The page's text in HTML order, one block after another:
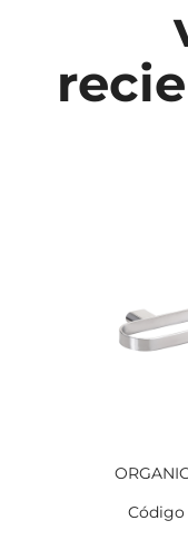
Código